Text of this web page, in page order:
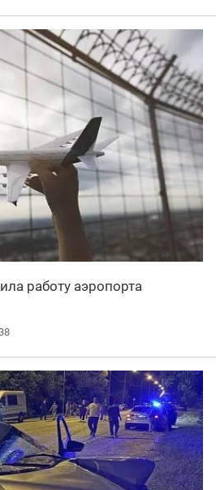
работу аэропорта